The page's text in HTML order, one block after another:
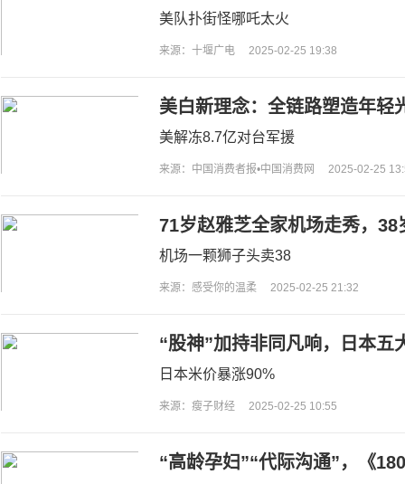
美队扑街怪哪吒太火
来源：十堰广电 2025-02-25 19:38
美白新理念：全链路塑造年轻
美解冻8.7亿对台军援
来源：中国消费者报•中国消费网 2025-02-25
71岁赵雅芝全家机场走秀，
锦燊气场强大
机场一颗狮子头卖38
来源：感受你的温柔 2025-02-25 21:32
“股神”加持非同凡响，日本五
日本米价暴涨90%
来源：瘦子财经 2025-02-25 10:55
“高龄孕妇”“代际沟通”，《